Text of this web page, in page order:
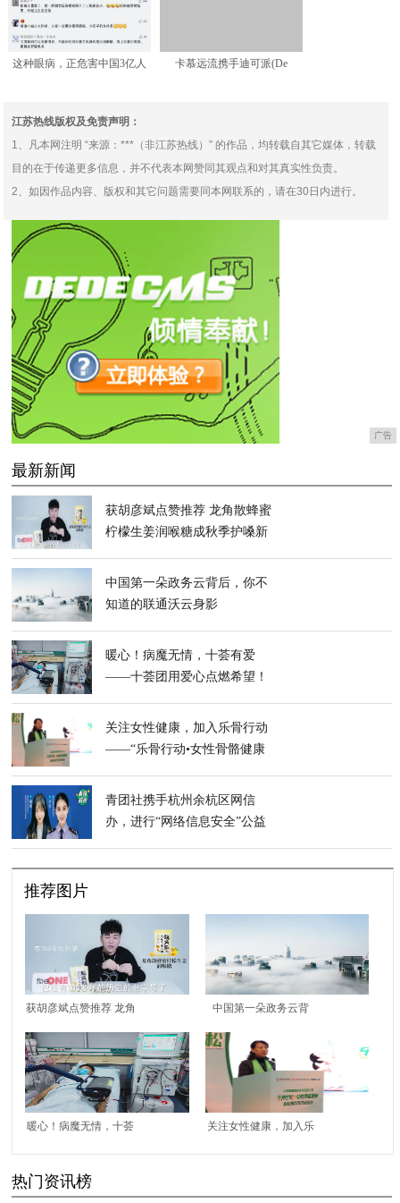
这种眼病，正危害中国3亿人
卡慕远流携手迪可派(De
江苏热线版权及免责声明：
1、凡本网注明 “来源：***（非江苏热线）” 的作品，均转载自其它媒体，转载
目的在于传递更多信息，并不代表本网赞同其观点和对其真实性负责。
2、如因作品内容、版权和其它问题需要同本网联系的，请在30日内进行。
广告
最新新闻
获胡彦斌点赞推荐 龙角散蜂蜜
柠檬生姜润喉糖成秋季护嗓新
中国第一朵政务云背后，你不
知道的联通沃云身影
暖心！病魔无情，十荟有爱
——十荟团用爱心点燃希望！
关注女性健康，加入乐骨行动
——“乐骨行动•女性骨骼健康
青团社携手杭州余杭区网信
办，进行“网络信息安全”公益
推荐图片
获胡彦斌点赞推荐 龙角
散蜂蜜柠檬生姜润喉糖
成秋季护嗓新宠
中国第一朵政务云背
后，你不知道的联通沃
云身影
暖心！病魔无情，十荟
点燃希望！
关注女性健康，加入乐
热门资讯榜